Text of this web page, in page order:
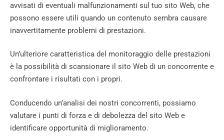
avvisati di eventuali malfunzionamenti sul tuo sito Web, che
possono essere utili quando un contenuto sembra causare
inavvertitamente problemi di prestazioni.
Un’ulteriore caratteristica del monitoraggio delle prestazioni
è la possibilità di scansionare il sito Web di un concorrente e
confrontare i risultati con i propri.
Conducendo un’analisi dei nostri concorrenti, possiamo
valutare i punti di forza e di debolezza del sito Web e
identificare opportunità di miglioramento.